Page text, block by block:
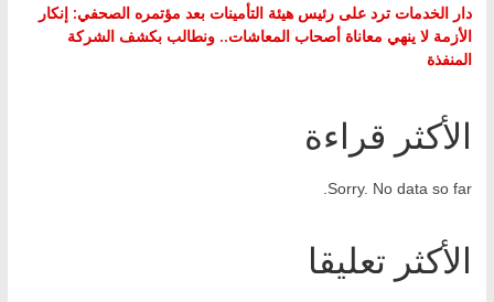
دار الخدمات ترد على رئيس هيئة التأمينات بعد مؤتمره الصحفي: إنكار
الأزمة لا ينهي معاناة أصحاب المعاشات.. ونطالب بكشف الشركة
المنفذة
الأكثر قراءة
Sorry. No data so far.
الأكثر تعليقا